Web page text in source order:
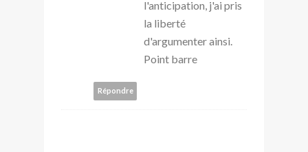
l'anticipation, j'ai pris
la liberté
d'argumenter ainsi.
Point barre
Répondre